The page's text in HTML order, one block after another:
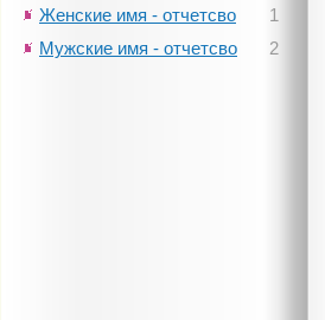
1
Женские имя - отчетсво
2
Мужские имя - отчетсво